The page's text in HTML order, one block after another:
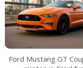
Ford Mustang GT